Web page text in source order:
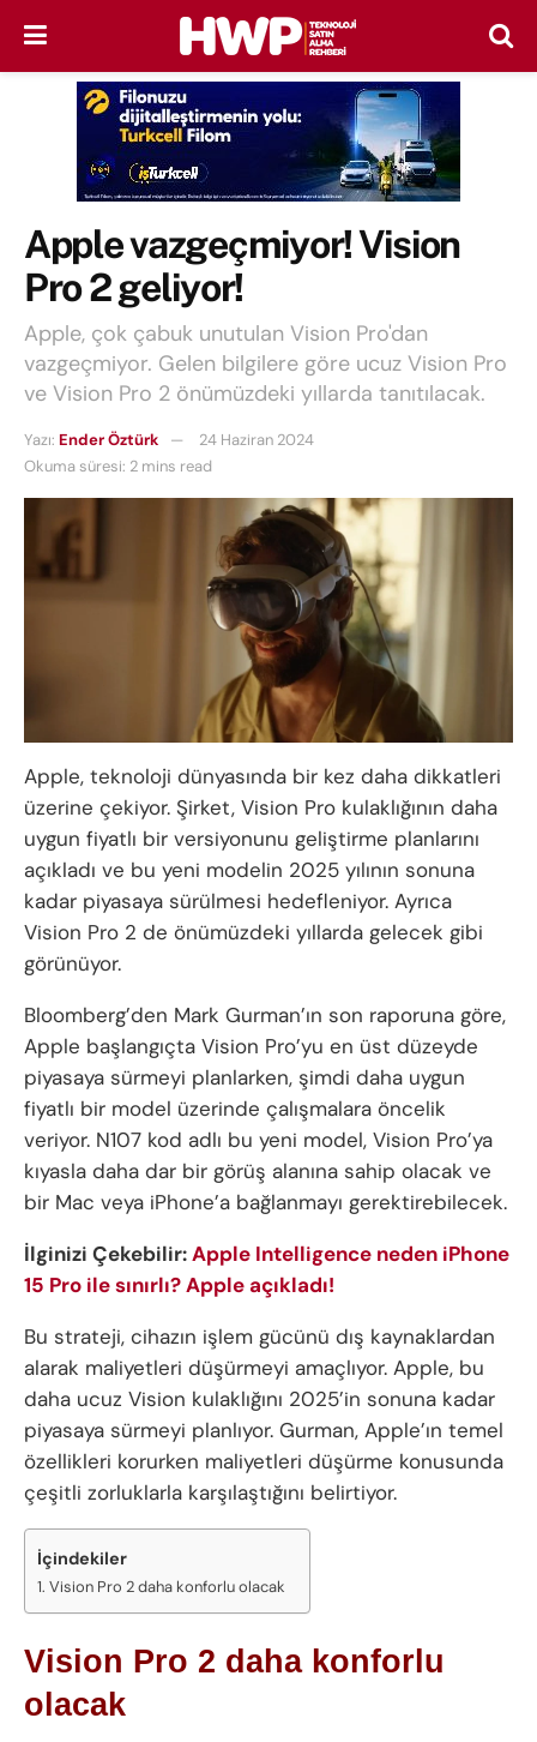
Apple vazgeçmiyor! Vision
Pro 2 geliyor!
Apple, çok çabuk unutulan Vision Pro'dan
vazgeçmiyor. Gelen bilgilere göre ucuz Vision Pro
ve Vision Pro 2 önümüzdeki yıllarda tanıtılacak.
Yazı: Ender Öztürk
24 Haziran 2024
Okuma süresi: 2 mins read
Apple, teknoloji dünyasında bir kez daha dikkatleri
üzerine çekiyor. Şirket, Vision Pro kulaklığının daha
uygun fiyatlı bir versiyonunu geliştirme planlarını
açıkladı ve bu yeni modelin 2025 yılının sonuna
kadar piyasaya sürülmesi hedefleniyor. Ayrıca
Vision Pro 2 de önümüzdeki yıllarda gelecek gibi
görünüyor.
Bloomberg’den Mark Gurman’ın son raporuna göre,
Apple başlangıçta Vision Pro’yu en üst düzeyde
piyasaya sürmeyi planlarken, şimdi daha uygun
fiyatlı bir model üzerinde çalışmalara öncelik
veriyor. N107 kod adlı bu yeni model, Vision Pro’ya
kıyasla daha dar bir görüş alanına sahip olacak ve
bir Mac veya iPhone’a bağlanmayı gerektirebilecek.
İlginizi Çekebilir:Apple Intelligence neden iPhone
15 Pro ile sınırlı? Apple açıkladı!
Bu strateji, cihazın işlem gücünü dış kaynaklardan
alarak maliyetleri düşürmeyi amaçlıyor. Apple, bu
daha ucuz Vision kulaklığını 2025’in sonuna kadar
piyasaya sürmeyi planlıyor. Gurman, Apple’ın temel
özellikleri korurken maliyetleri düşürme konusunda
çeşitli zorluklarla karşılaştığını belirtiyor.
İçindekiler
Vision Pro 2 daha konforlu olacak
Vision Pro 2 daha konforlu
olacak